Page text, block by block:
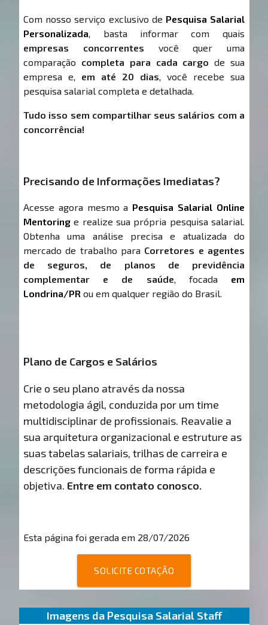
Com nosso serviço exclusivo de Pesquisa Salarial
Personalizada, basta informar com quais
empresas concorrentes você quer uma
comparação completa para cada cargo de sua
empresa e, em até 20 dias, você recebe sua
pesquisa salarial completa e detalhada.
Tudo isso sem compartilhar seus salários com a
concorrência!
Precisando de Informações Imediatas?
Acesse agora mesmo a Pesquisa Salarial Online
Mentoring e realize sua própria pesquisa salarial.
Obtenha uma análise precisa e atualizada do
mercado de trabalho para Corretores e agentes
de seguros, de planos de previdência
complementar e de saúde, focada em
Londrina/PR ou em qualquer região do Brasil.
Plano de Cargos e Salários
Crie o seu plano através da nossa
metodologia ágil, conduzida por um time
multidisciplinar de profissionais. Reavalie a
sua arquitetura organizacional e estruture as
suas tabelas salariais, trilhas de carreira e
descrições funcionais de forma rápida e
objetiva. Entre em contato conosco.
Esta página foi gerada em 28/07/2026
SOLICITE COTAÇÃO
Imagens da Pesquisa Salarial Staff